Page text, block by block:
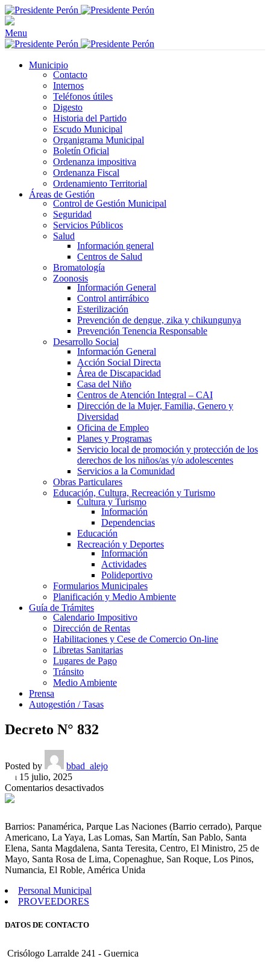
Menu
Municipio
Contacto
Internos
Teléfonos útiles
Digesto
Historia del Partido
Escudo Municipal
Organigrama Municipal
Boletín Oficial
Ordenanza impositiva
Ordenanza Fiscal
Ordenamiento Territorial
Áreas de Gestión
Control de Gestión Municipal
Seguridad
Servicios Públicos
Salud
Información general
Centros de Salud
Bromatología
Zoonosis
Información General
Control antirrábico
Esterilización
Prevención de dengue, zika y chikungunya
Prevención Tenencia Responsable
Desarrollo Social
Información General
Acción Social Directa
Área de Discapacidad
Casa del Niño
Centros de Atención Integral – CAI
Dirección de la Mujer, Familia, Genero y
Diversidad
Oficina de Empleo
Planes y Programas
Servicio local de promoción y protección de los
derechos de los niños/as y/o adolescentes
Servicios a la Comunidad
Obras Particulares
Educación, Cultura, Recreación y Turismo
Cultura y Turismo
Información
Dependencias
Educación
Recreación y Deportes
Información
Actividades
Polideportivo
Formularios Municipales
Planificación y Medio Ambiente
Guía de Trámites
Calendario Impositivo
Dirección de Rentas
Habilitaciones y Cese de Comercio On-line
Libretas Sanitarias
Lugares de Pago
Tránsito
Medio Ambiente
Prensa
Autogestión / Tasas
Decreto N° 832
Posted by
bbad_alejo
On 15 julio, 2025
Comentarios desactivadosen
Barrios: Panamérica, Parque Las Naciones (Barrio cerrado), Parque
Americano, La Yaya, Las Lomas, San Martín, San Pablo, Santa
Elena, Santa Magdalena, Santa Teresita, Centro, El Ministro, 25 de
Mayo, Santa Rosa de Lima, Copenaghue, San Roque, Los Pinos,
Numancia, El Roble, América Unida
Personal Municipal
PROVEEDORES
DATOS DE CONTACTO
Crisólogo Larralde 241 - Guernica